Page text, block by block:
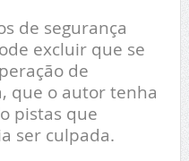
de segurança
excluir que se
de
que o autor tenha
pistas que
ser culpada.